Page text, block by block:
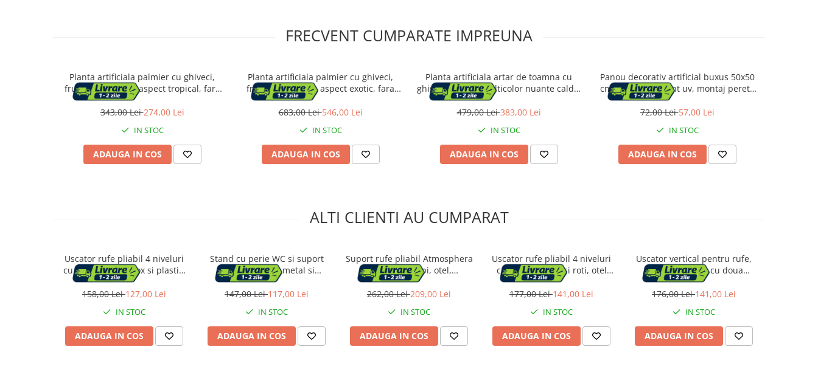
Plante artificiale
Articole sanatate
Radio cu ceas & portabile
Mobila dormitor
FRECVENT CUMPARATE IMPREUNA
Planta artificiala palmier cu ghiveci,
frunze bogate PE, aspect tropical, fara
intretinere, 100x100x134 cm, verde
343,00 Lei274,00 Lei
IN STOC
ADAUGA IN COS
Planta artificiala palmier cu ghiveci,
frunze PE si rafie, aspect exotic, fara
intretinere, 110x110x190 cm, verde
683,00 Lei546,00 Lei
IN STOC
ADAUGA IN COS
Planta artificiala artar de toamna cu
ghiveci, frunzis multicolor nuante calde,
fara intretinere, 60x60x150 cm
479,00 Lei383,00 Lei
IN STOC
ADAUGA IN COS
Panou decorativ artificial buxus 50x50
cm plastic rezistent uv, montaj perete
gard, verde
72,00 Lei57,00 Lei
IN STOC
ADAUGA IN COS
ALTI CLIENTI AU CUMPARAT
Uscator rufe pliabil 4 niveluri
cu roti si frana, inox si plastic,
aripi laterale pivotante, max 35
kg, 128x64x173 cm, negru
158,00 Lei127,00 Lei
IN STOC
ADAUGA IN COS
Stand cu perie WC si suport
hartie igienica, metal si
bambus, 67cm, auriu
147,00 Lei117,00 Lei
IN STOC
ADAUGA IN COS
Suport rufe pliabil Atmosphera
Mojave cu aripi, otel,
125x60x160 cm, gri
262,00 Lei209,00 Lei
IN STOC
ADAUGA IN COS
Uscator rufe pliabil 4 niveluri
cu aripi laterale si roti, otel
inoxidabil, max 35 kg,
126x64x172 cm, alb
177,00 Lei141,00 Lei
IN STOC
ADAUGA IN COS
Uscator vertical pentru rufe,
mobil si pliabil, cu doua
umerase, 64x126x172 cm,
sarcina 35kg
176,00 Lei141,00 Lei
IN STOC
ADAUGA IN COS